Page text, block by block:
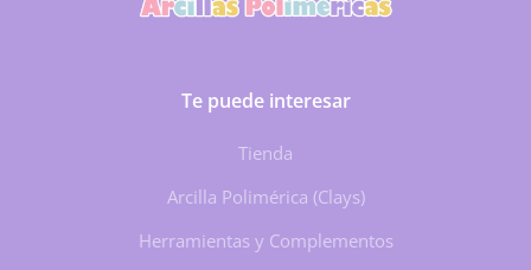
Te puede interesar
Tienda
Arcilla Polimérica (Clays)
Herramientas y Complementos